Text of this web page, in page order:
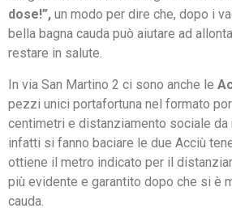
dose!”, un modo per dire che, dopo i
bella bagna cauda può aiutare ad
restare in salute.
In via San Martino 2 ci sono anche le
pezzi unici portafortuna nel formato
centimetri e distanziamento sociale da
infatti si fanno baciare le due Acciù
ottiene il metro indicato per il
più evidente e garantito dopo che si è
cauda.